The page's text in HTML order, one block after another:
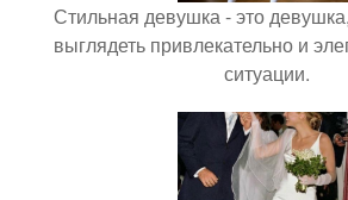
Стильная девушка - это
выглядеть привлекательно и
ситуации.